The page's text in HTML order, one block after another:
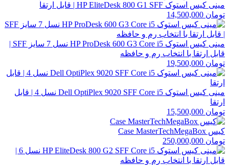
مینی کیس استوک HP EliteDesk 800 G1 SFF | قابل ارتقا
تومان
مینی کیس استوک HP ProDesk 600 G3 Core i5 نسل 7 سایز SFF |
قابل ارتقا با انتخاب رم و حافظه
تومان
مینی کیس استوک Dell OptiPlex 9020 SFF Core i5 نسل 4 | قابل
ارتقا
تومان
کیس Case MasterTechMegaBox
تومان